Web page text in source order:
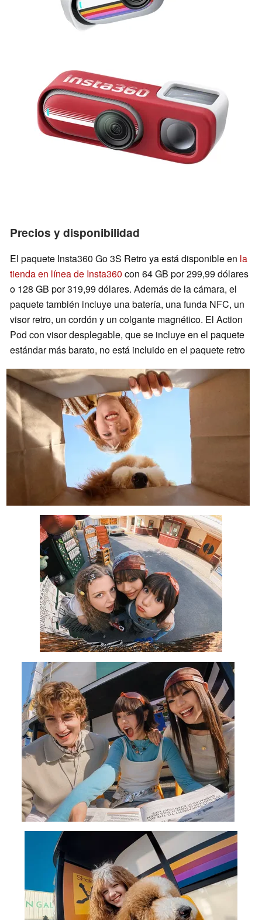
Precios y disponibilidad
El paquete Insta360 Go 3S Retro ya está disponible en la
tienda en línea de Insta360 con 64 GB por 299,99 dólares
o 128 GB por 319,99 dólares. Además de la cámara, el
paquete también incluye una batería, una funda NFC, un
visor retro, un cordón y un colgante magnético. El Action
Pod con visor desplegable, que se incluye en el paquete
estándar más barato, no está incluido en el paquete retro